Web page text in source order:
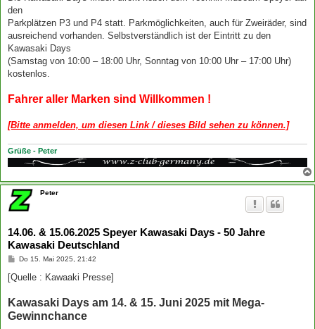
den
Parkplätzen P3 und P4 statt. Parkmöglichkeiten, auch für Zweiräder, sind
ausreichend vorhanden. Selbstverständlich ist der Eintritt zu den
Kawasaki Days
(Samstag von 10:00 – 18:00 Uhr, Sonntag von 10:00 Uhr – 17:00 Uhr)
kostenlos.
Fahrer aller Marken sind Willkommen !
[Bitte anmelden, um diesen Link / dieses Bild sehen zu können.]
Grüße - Peter
Peter
14.06. & 15.06.2025 Speyer Kawasaki Days - 50 Jahre
Kawasaki Deutschland
B
i
t
a
g
Do 15. Mai 2025, 21:42
[Quelle : Kawaaki Presse]
Kawasaki Days am 14. & 15. Juni 2025 mit Mega-
Gewinnchance